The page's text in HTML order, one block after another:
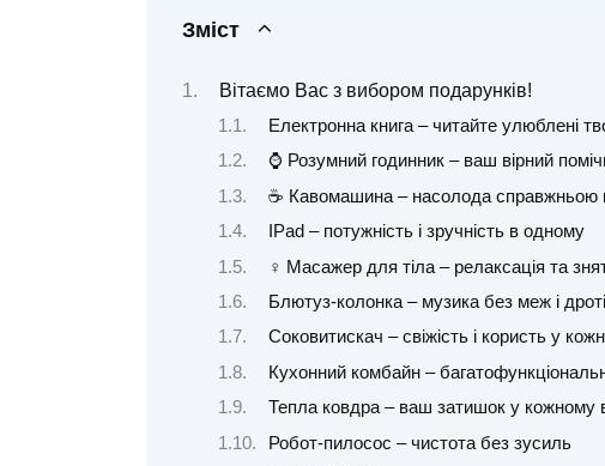
Зміст
Вітаємо Вас з вибором подарунків!
Електронна книга – читайте улюблені
⌚ Розумний годинник – ваш вірний
☕ Кавомашина – насолода справжньою
IPad – потужність і зручність в одному
‍♀️ Масажер для тіла – релаксація та
Блютуз-колонка – музика без меж і
Соковитискач – свіжість і користь у
Кухонний комбайн –
Тепла ковдра – ваш затишок у кожному
Робот-пилосос – чистота без зусиль